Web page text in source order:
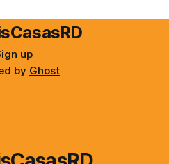
up
by Ghost